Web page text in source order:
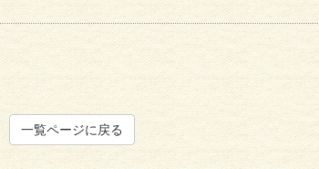
一覧ページに戻る